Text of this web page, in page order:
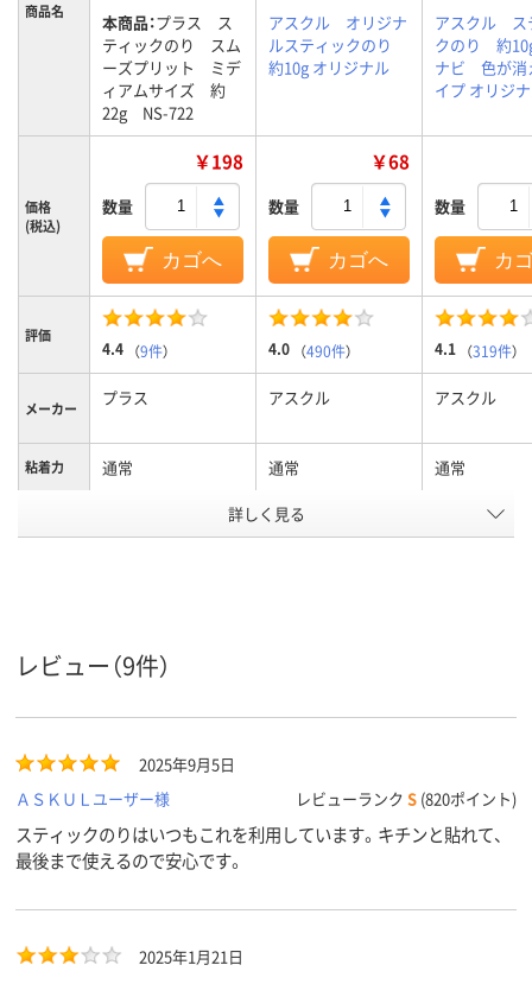
商品名 本商品：プラス ス
ティックのり スム
ーズプリット ミデ
ィアムサイズ 約
22g NS-722
アスクル オリジナ
ルスティックのり
約10g オリジナル
アスクル ス
クのり 約
ナビ 色が消
イプ オリジ
価格
(税込)
￥198
数量
カゴへ
￥68
数量
カゴへ
数量
カ
評価
4.4 （9件） 4.0 （490件） 4.1 （319件）
メーカー プラス アスクル アスクル
粘着力 通常 通常 通常
スティック スティック
スコア
詳しく見る
レビュー（9件）
2025年9月5日
ＡＳＫＵＬユーザー様
レビューランク S (820ポイント)
スティックのりはいつもこれを利用しています。キチンと貼れて、
最後まで使えるので安心です。
2025年1月21日